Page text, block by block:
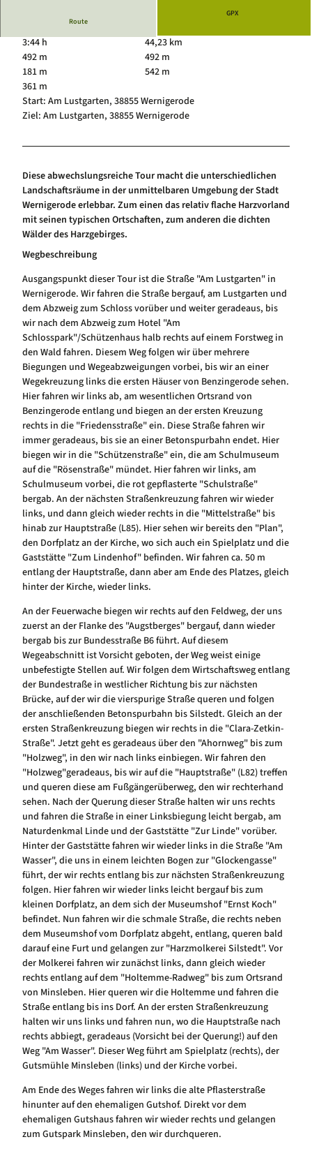
Hundeglück in Schierke
Route
GPX
3:44 h
44,23 km
492 m
492 m
181 m
542 m
361 m
Start: Am Lustgarten, 38855 Wernigerode
Ziel: Am Lustgarten, 38855 Wernigerode
Diese abwechslungsreiche Tour macht die unterschiedlichen
Landschaftsräume in der unmittelbaren Umgebung der Stadt
Wernigerode erlebbar. Zum einen das relativ flache Harzvorland
mit seinen typischen Ortschaften, zum anderen die dichten
Wälder des Harzgebirges.
Wegbeschreibung
Ausgangspunkt dieser Tour ist die Straße "Am Lustgarten" in
Wernigerode. Wir fahren die Straße bergauf, am Lustgarten und
dem Abzweig zum Schloss vorüber und weiter geradeaus, bis
wir nach dem Abzweig zum Hotel "Am
Schlosspark"/Schützenhaus halb rechts auf einem Forstweg in
den Wald fahren. Diesem Weg folgen wir über mehrere
Biegungen und Wegeabzweigungen vorbei, bis wir an einer
Wegekreuzung links die ersten Häuser von Benzingerode sehen.
Hier fahren wir links ab, am wesentlichen Ortsrand von
Benzingerode entlang und biegen an der ersten Kreuzung
rechts in die "Friedensstraße" ein. Diese Straße fahren wir
immer geradeaus, bis sie an einer Betonspurbahn endet. Hier
biegen wir in die "Schützenstraße" ein, die am Schulmuseum
auf die "Rösenstraße" mündet. Hier fahren wir links, am
Schulmuseum vorbei, die rot gepflasterte "Schulstraße"
bergab. An der nächsten Straßenkreuzung fahren wir wieder
links, und dann gleich wieder rechts in die "Mittelstraße" bis
hinab zur Hauptstraße (L85). Hier sehen wir bereits den "Plan",
den Dorfplatz an der Kirche, wo sich auch ein Spielplatz und die
Gaststätte "Zum Lindenhof" befinden. Wir fahren ca. 50 m
entlang der Hauptstraße, dann aber am Ende des Platzes, gleich
hinter der Kirche, wieder links.
An der Feuerwache biegen wir rechts auf den Feldweg, der uns
zuerst an der Flanke des "Augstberges" bergauf, dann wieder
bergab bis zur Bundesstraße B6 führt. Auf diesem
Wegeabschnitt ist Vorsicht geboten, der Weg weist einige
unbefestigte Stellen auf. Wir folgen dem Wirtschaftsweg entlang
der Bundestraße in westlicher Richtung bis zur nächsten
Brücke, auf der wir die vierspurige Straße queren und folgen
der anschließenden Betonspurbahn bis Silstedt. Gleich an der
ersten Straßenkreuzung biegen wir rechts in die "Clara-Zetkin-
Straße". Jetzt geht es geradeaus über den "Ahornweg" bis zum
"Holzweg", in den wir nach links einbiegen. Wir fahren den
"Holzweg"geradeaus, bis wir auf die "Hauptstraße" (L82) treffen
und queren diese am Fußgängerüberweg, den wir rechterhand
sehen. Nach der Querung dieser Straße halten wir uns rechts
und fahren die Straße in einer Linksbiegung leicht bergab, am
Naturdenkmal Linde und der Gaststätte "Zur Linde" vorüber.
Hinter der Gaststätte fahren wir wieder links in die Straße "Am
Wasser", die uns in einem leichten Bogen zur "Glockengasse"
führt, der wir rechts entlang bis zur nächsten Straßenkreuzung
folgen. Hier fahren wir wieder links leicht bergauf bis zum
kleinen Dorfplatz, an dem sich der Museumshof "Ernst Koch"
befindet. Nun fahren wir die schmale Straße, die rechts neben
dem Museumshof vom Dorfplatz abgeht, entlang, queren bald
darauf eine Furt und gelangen zur "Harzmolkerei Silstedt". Vor
der Molkerei fahren wir zunächst links, dann gleich wieder
rechts entlang auf dem "Holtemme-Radweg" bis zum Ortsrand
von Minsleben. Hier queren wir die Holtemme und fahren die
Straße entlang bis ins Dorf. An der ersten Straßenkreuzung
halten wir uns links und fahren nun, wo die Hauptstraße nach
rechts abbiegt, geradeaus (Vorsicht bei der Querung!) auf den
Weg "Am Wasser". Dieser Weg führt am Spielplatz (rechts), der
Gutsmühle Minsleben (links) und der Kirche vorbei.
Am Ende des Weges fahren wir links die alte Pflasterstraße
hinunter auf den ehemaligen Gutshof. Direkt vor dem
ehemaligen Gutshaus fahren wir wieder rechts und gelangen
zum Gutspark Minsleben, den wir durchqueren.